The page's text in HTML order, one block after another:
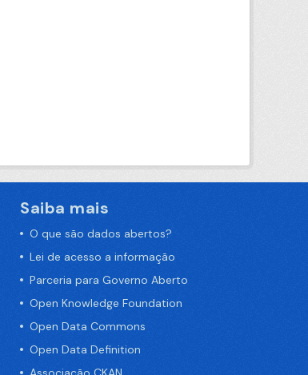
Saiba mais
O que são dados abertos?
Lei de acesso a informação
Parceria para Governo Aberto
Open Knowledge Foundation
Open Data Commons
Open Data Definition